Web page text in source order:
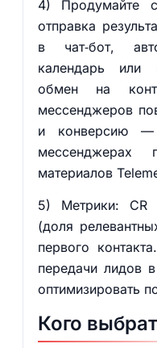
4) Продумайте
отправка
в чат‑бот,
календарь или
обмен на
мессенджеров
и конверсию —
мессенджерах
материалов
5) Метрики: CR
(доля
первого
передачи лидов
оптимизировать
Кого